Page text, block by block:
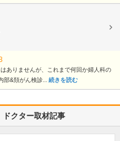
ありませんが、これまで何回か婦人科の
部&頚がん検診... 続きを読む
ドクター取材記事